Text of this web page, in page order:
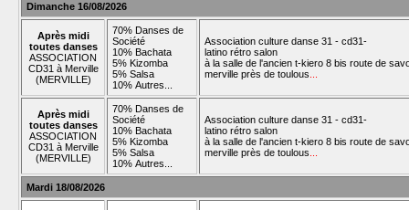
Dimanche 16/08/2026
Après midi
toutes danses
ASSOCIATION
CD31 à Merville
(MERVILLE)
70% Danses de
Société
10% Bachata
5% Kizomba
5% Salsa
10% Autres...
Association culture danse 31 - cd31-
latino rétro salon
à la salle de l'ancien t-kiero 8 bis route de
merville près de toulous
Après midi
toutes danses
ASSOCIATION
CD31 à Merville
(MERVILLE)
70% Danses de
Société
10% Bachata
5% Kizomba
5% Salsa
10% Autres...
Association culture danse 31 - cd31-
latino rétro salon
à la salle de l'ancien t-kiero 8 bis route de
merville près de toulous
Mardi 18/08/2026